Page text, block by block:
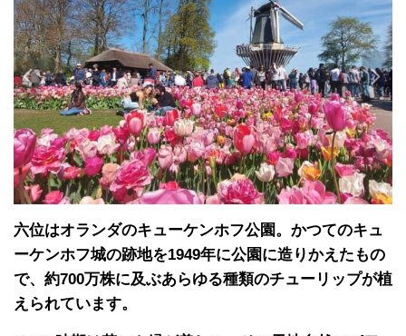
六位はオランダのキューケンホフ公園。かつてのキュ
ーケンホフ城の跡地を1949年に公園に造りかえたもの
で、約700万株に及ぶあらゆる種類のチューリップが植
えられています。